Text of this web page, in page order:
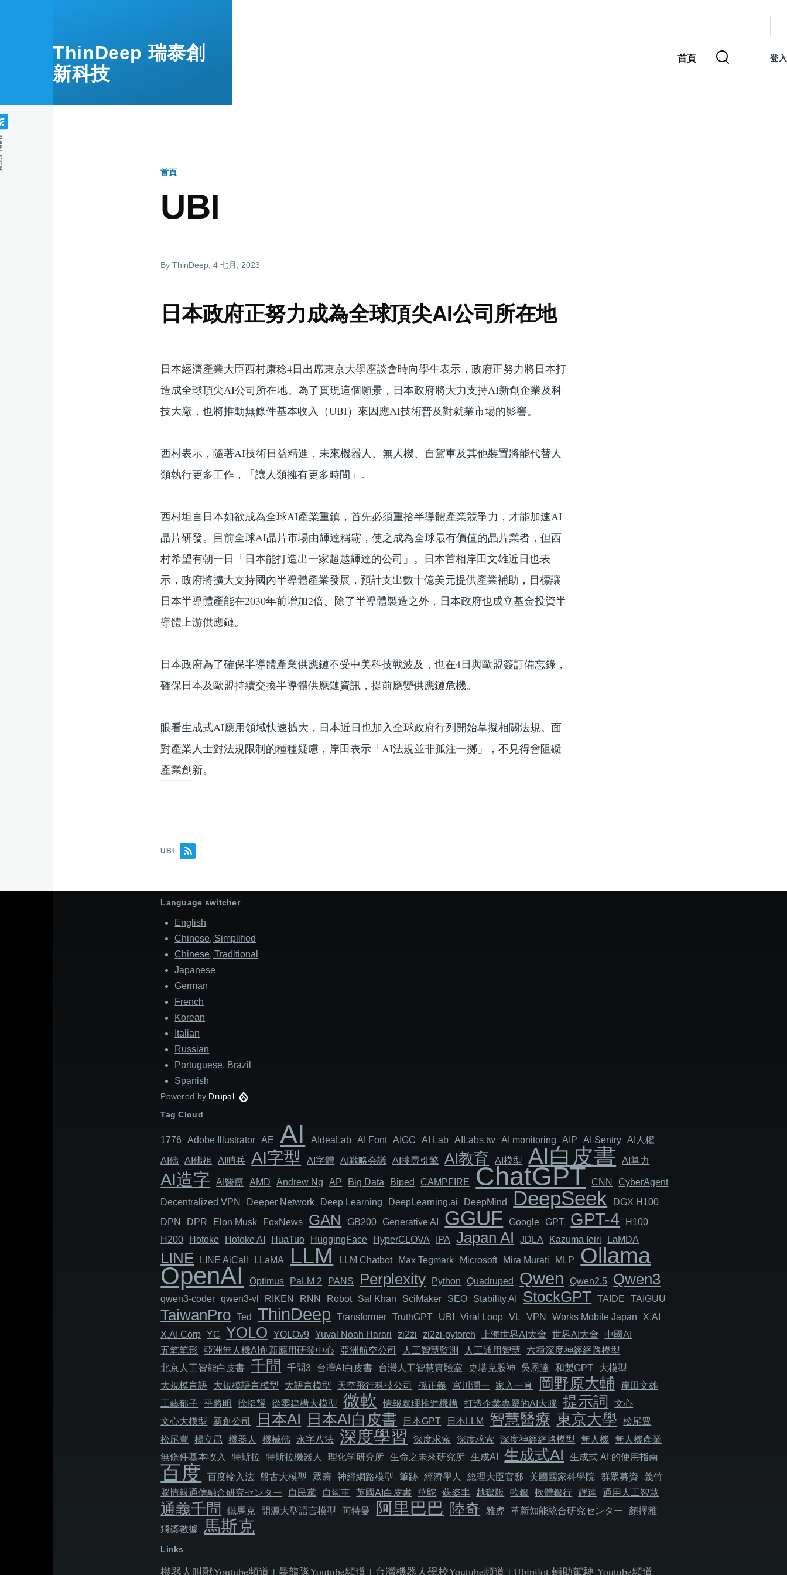
ThinDeep 瑞泰創
新科技
主
首頁 登入
航
首頁
UBI
ByThinDeep , 4 七月, 2023
日本政府正努力成為全球頂尖AI公司所在地
日本經濟產業大臣西村康稔4日出席東京大學座談會時向學生表示，政府正努力將日本打
造成全球頂尖AI公司所在地。為了實現這個願景，日本政府將大力支持AI新創企業及科
技大廠，也將推動無條件基本收入（UBI）來因應AI技術普及對就業市場的影響。
西村表示，隨著AI技術日益精進，未來機器人、無人機、自駕車及其他裝置將能代替人
類執行更多工作，「讓人類擁有更多時間」。
西村坦言日本如欲成為全球AI產業重鎮，首先必須重拾半導體產業競爭力，才能加速AI
晶片研發。目前全球AI晶片市場由輝達稱霸，使之成為全球最有價值的晶片業者，但西
村希望有朝一日「日本能打造出一家超越輝達的公司」。日本首相岸田文雄近日也表
示，政府將擴大支持國內半導體產業發展，預計支出數十億美元提供產業補助，目標讓
日本半導體產能在2030年前增加2倍。除了半導體製造之外，日本政府也成立基金投資半
導體上游供應鏈。
日本政府為了確保半導體產業供應鏈不受中美科技戰波及，也在4日與歐盟簽訂備忘錄，
確保日本及歐盟持續交換半導體供應鏈資訊，提前應變供應鏈危機。
眼看生成式AI應用領域快速擴大，日本近日也加入全球政府行列開始草擬相關法規。面
對產業人士對法規限制的種種疑慮，岸田表示「AI法規並非孤注一擲」，不見得會阻礙
產業創新。
UBI
Language switcher
English
Chinese, Simplified
Chinese, Traditional
Japanese
German
French
Korean
Italian
Russian
Portuguese, Brazil
Spanish
Powered by Drupal
Tag Cloud
1776 Adob​​e Illustrator AE AI AIdeaLab AI Font AIGC AI Lab AILabs.tw AI monitoring AIP AI Sentry AI人權
AI佛 AI佛祖 AI哨兵 AI字型 AI字體 AI戦略会議 AI搜尋引擎 AI教育 AI模型 AI白皮書 AI算力
AI造字 AI醫療 AMD Andrew Ng AP Big Data Biped CAMPFIRE ChatGPT CNN
Cyber​​Agent
Decentralized VPN
Deeper Network Deep Learning DeepLearning.ai DeepMind DeepSeek
DGX H100
DPN
DPR Elon Musk FoxNews GAN GB200 Generative AI GGUF Google GPT GPT-4
H100
H200
Hotoke Hotoke AI HuaTuo HuggingFace HyperCLOVA IPA Japan AI JDLA Kazuma Ieiri LaMDA
LINE LINE AiCall LLaMA LLM LLM Chatbot Max Tegmark Microsoft Mira Murati MLP Ollama
OpenAI Optimus PaLM 2 PANS Perplexity Python Quadruped Qwen Qwen2.5 Qwen3
qwen3-coder qwen3-vl RIKEN RNN Robot Sal Khan SciMaker SEO Stability AI StockGPT TAIDE TAIGUU
TaiwanPro Ted ThinDeep Transformer TruthGPT UBI Viral Loop VL VPN Works Mobile Japan
X.AI
X.AI Corp
YC YOLO YOLOv9 Yuval Noah Harari zi2zi zi2zi-pytorch 上海世界AI大會 世界AI大會
中國AI
五笔笔形
亞洲無人機AI創新應用研發中心 亞洲航空公司 人工智慧監測 人工通用智慧
六種深度神經網路模型
北京人工智能白皮書
千問 千問3 台灣AI白皮書 台灣人工智慧實驗室 史塔克股神 吳恩達 和製GPT
大模型
大規模言語
大規模語言模型 大語言模型 天空飛行科技公司 孫正義 宮川潤一 家入一真 岡野原大輔
岸田文雄
工藤郁子
平將明 徐挺耀 從零建構大模型 微軟 情報處理推進機構 打造企業專屬的AI大腦 提示詞
文心
文心大模型
新創公司 日本AI 日本AI白皮書 日本GPT 日本LLM 智慧醫療 東京大學
松尾豊
松尾豐
楊立昆 機器人 機械佛 永字八法 深度學習 深度求索 深度求索 深度神經網路模型 無人機
無人機產業
無條件基本收入
特斯拉 特斯拉機器人 理化学研究所 生命之未來研究所 生成AI 生成式AI 生成式 AI 的使用指南
百度 百度輸入法 盤古大模型 眾籌 神經網路模型 筆跡 經濟學人 総理大臣官邸 美國國家科學院 群眾募資
義竹
脳情報通信融合研究センター
自民黨 自駕車 英國AI白皮書 華駝 蘇姿丰 越獄版 軟銀 軟體銀行 輝達 通用人工智慧
通義千問 鐵馬克 開源大型語言模型 阿特曼 阿里巴巴 陸奇 雅虎 革新知能統合研究センター
顏擇雅
飛槳數據
馬斯克
Links
機器人叫獸Youtube頻道 | 暴龍隊Youtube頻道 | 台灣機器人學校Youtube頻道 |Ubipilot 輔助駕駛 Youtube頻道